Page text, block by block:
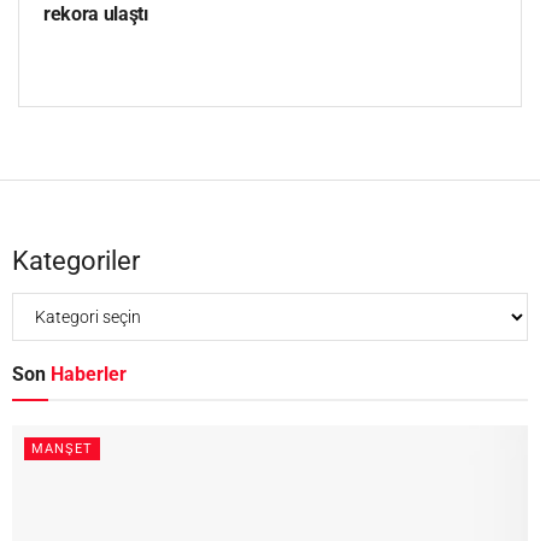
rekora ulaştı
Kategoriler
Son Haberler
MANŞET